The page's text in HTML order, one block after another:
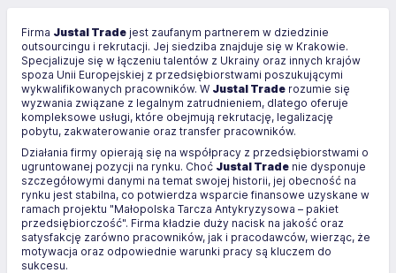
Firma Justal Trade jest zaufanym partnerem w dziedzinie
outsourcingu i rekrutacji. Jej siedziba znajduje się w Krakowie.
Specjalizuje się w łączeniu talentów z Ukrainy oraz innych krajów
spoza Unii Europejskiej z przedsiębiorstwami poszukującymi
wykwalifikowanych pracowników. W Justal Trade rozumie się
wyzwania związane z legalnym zatrudnieniem, dlatego oferuje
kompleksowe usługi, które obejmują rekrutację, legalizację
pobytu, zakwaterowanie oraz transfer pracowników.
Działania firmy opierają się na współpracy z przedsiębiorstwami o
ugruntowanej pozycji na rynku. Choć Justal Trade nie dysponuje
szczegółowymi danymi na temat swojej historii, jej obecność na
rynku jest stabilna, co potwierdza wsparcie finansowe uzyskane w
ramach projektu "Małopolska Tarcza Antykryzysowa – pakiet
przedsiębiorczość". Firma kładzie duży nacisk na jakość oraz
satysfakcję zarówno pracowników, jak i pracodawców, wierząc, że
motywacja oraz odpowiednie warunki pracy są kluczem do
sukcesu.